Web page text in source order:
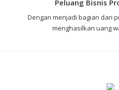
Peluang Bisnis
Dengan menjadi bagian dari
menghasilkan uang